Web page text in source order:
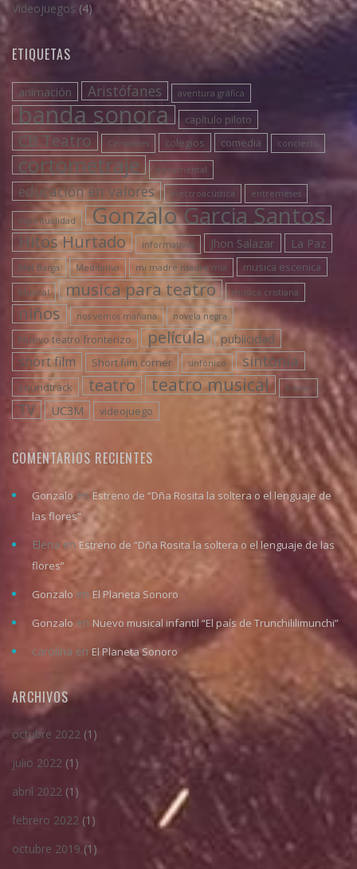
Videojuegos (4)
ETIQUETAS
animación Aristófanes aventura gráfica
banda sonora capítulo piloto
CB Teatro Cervantes colegios comedia concierto
cortometraje documental
educación en valores electroacústica entremeses
espiritualidad Gonzalo Garcia Santos
Hitos Hurtado informativos Jhon Salazar La Paz
Mat Barga Meditativa mi madre madre mia musica escenica
Musical musica para teatro música cristiana
niños nos vemos mañana novela negra
Nuevo teatro fronterizo película publicidad
short film Short film corner sinfónico sintonía
soundtrack teatro teatro musical trailer
TV UC3M videojuego
COMENTARIOS RECIENTES
GonzaloenEstreno de “Dña Rosita la soltera o el lenguaje de
las flores”
Elena en Estreno de “Dña Rosita la soltera o el lenguaje de las
flores”
Gonzalo en El Planeta Sonoro
Gonzalo en Nuevo musical infantil “El país de Trunchililimunchi”
carolina en El Planeta Sonoro
ARCHIVOS
octubre 2022 (1)
julio 2022 (1)
abril 2022 (1)
febrero 2022 (1)
octubre 2019 (1)